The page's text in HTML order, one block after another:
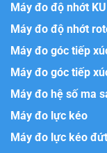
Máy đo độ nhớt KU
Máy đo độ nhớt
Máy đo góc tiếp
Máy đo góc tiếp
Máy đo hệ số ma
Máy đo lực kéo
Máy đo lực kéo đứt